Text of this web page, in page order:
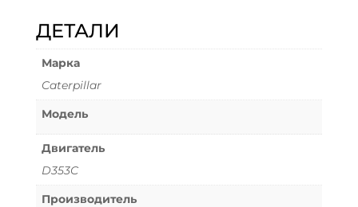
ДЕТАЛИ
Марка
Caterpillar
Модель
Двигатель
D353C
Производитель